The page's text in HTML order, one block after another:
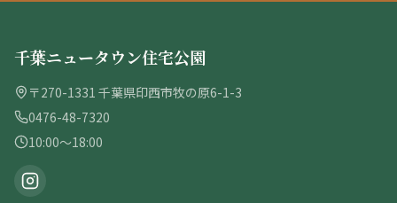
千葉ニュータウン住宅公園
〒270-1331 千葉県印西市牧の原6-1-3
0476-48-7320
10:00〜18:00